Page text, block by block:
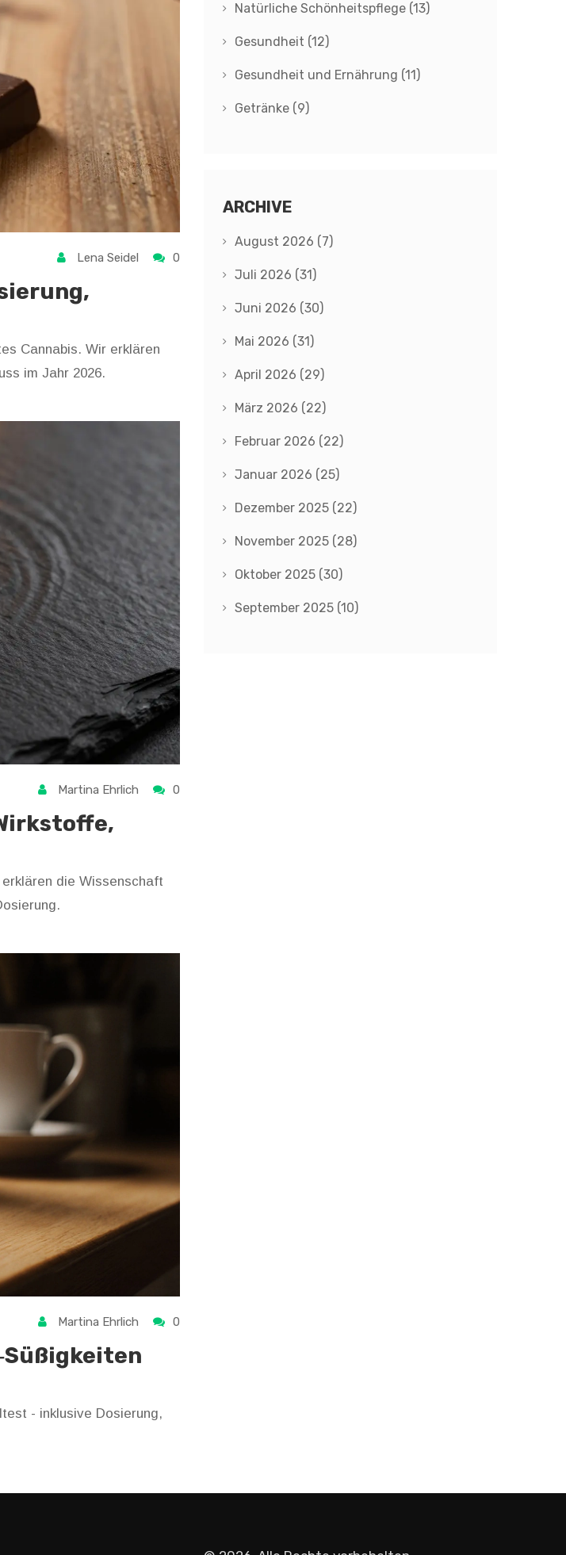
Lena Seidel 0
Cannabis. Wir erklären
im Jahr 2026.
Martina Ehrlich 0
die Wissenschaft
Martina Ehrlich 0
- inklusive Dosierung,
Natürliche Schönheitspflege (13)
Gesundheit (12)
Gesundheit und Ernährung (11)
Getränke (9)
ARCHIVE
August 2026 (7)
Juli 2026 (31)
Juni 2026 (30)
Mai 2026 (31)
April 2026 (29)
März 2026 (22)
Februar 2026 (22)
Januar 2026 (25)
Dezember 2025 (22)
November 2025 (28)
Oktober 2025 (30)
September 2025 (10)